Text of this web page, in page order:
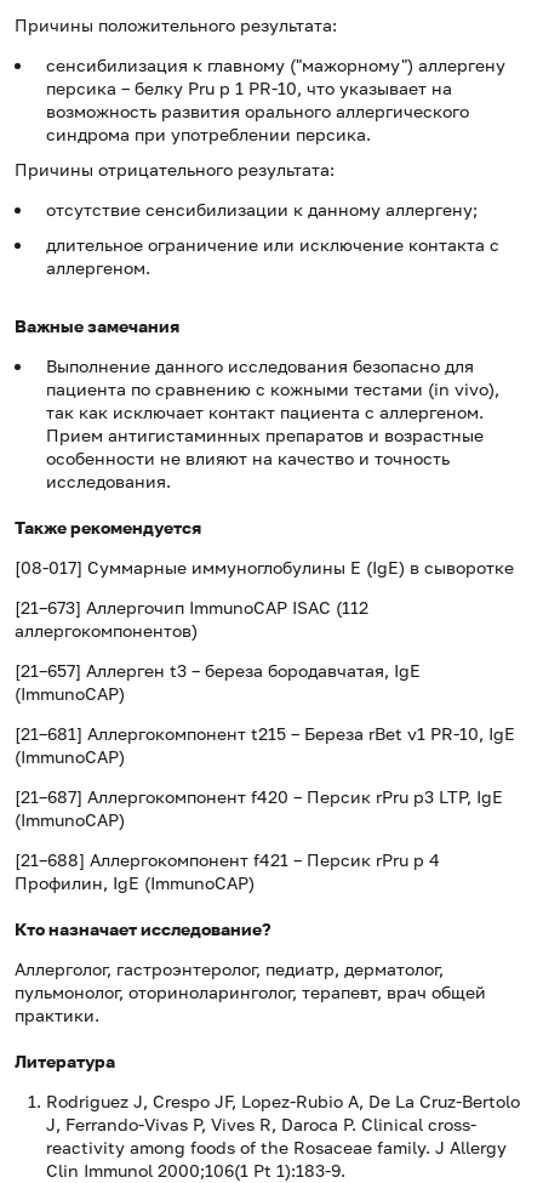
Причины положительного результата:
сенсибилизация к главному ("мажорному") аллергену
персика – белку Pru p 1 PR-10, что указывает на
возможность развития орального аллергического
синдрома при употреблении персика.
Причины отрицательного результата:
отсутствие сенсибилизации к данному аллергену;
длительное ограничение или исключение контакта с
аллергеном.
Важные замечания
Выполнение данного исследования безопасно для
пациента по сравнению с кожными тестами (in vivo),
так как исключает контакт пациента с аллергеном.
Прием антигистаминных препаратов и возрастные
особенности не влияют на качество и точность
исследования.
Также рекомендуется
[08-017] Суммарные иммуноглобулины E (IgE) в сыворотке
[21–673] Аллергочип ImmunoCAP ISAC (112
аллергокомпонентов)
[21–657] Аллерген t3 – береза бородавчатая, IgE
(ImmunoCAP)
[21–681] Аллергокомпонент t215 – Береза rBet v1 PR-10, IgE
(ImmunoCAP)
[21–687] Аллергокомпонент f420 – Персик rPru p3 LTP, IgE
(ImmunoCAP)
[21–688] Аллергокомпонент f421 – Персик rPru p 4
Профилин, IgE (ImmunoCAP)
Кто назначает исследование?
Аллерголог, гастроэнтеролог, педиатр, дерматолог,
пульмонолог, оториноларинголог, терапевт, врач общей
практики.
Литература
Rodriguez J, Crespo JF, Lopez-Rubio A, De La Cruz-Bertolo
J, Ferrando-Vivas P, Vives R, Daroca P. Clinical cross-
reactivity among foods of the Rosaceae family. J Allergy
Clin Immunol 2000;106(1 Pt 1):183-9.